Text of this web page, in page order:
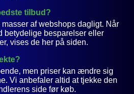
tilbud?
af webshops dagligt. Når
betydelige besparelser eller
vises de her på siden.
men priser kan ændre sig
Vi anbefaler altid at tjekke den
side før køb.